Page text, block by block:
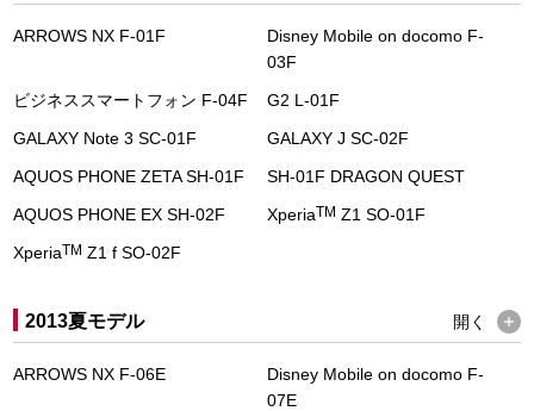
ARROWS NX F-01F
Disney Mobile on docomo F-
03F
ビジネススマートフォン F-04F
G2 L-01F
GALAXY Note 3 SC-01F
GALAXY J SC-02F
AQUOS PHONE ZETA SH-01F
SH-01F DRAGON QUEST
AQUOS PHONE EX SH-02F
XperiaTM Z1 SO-01F
XperiaTM Z1 f SO-02F
2013夏モデル 開く
ARROWS NX F-06E
Disney Mobile on docomo F-
07E